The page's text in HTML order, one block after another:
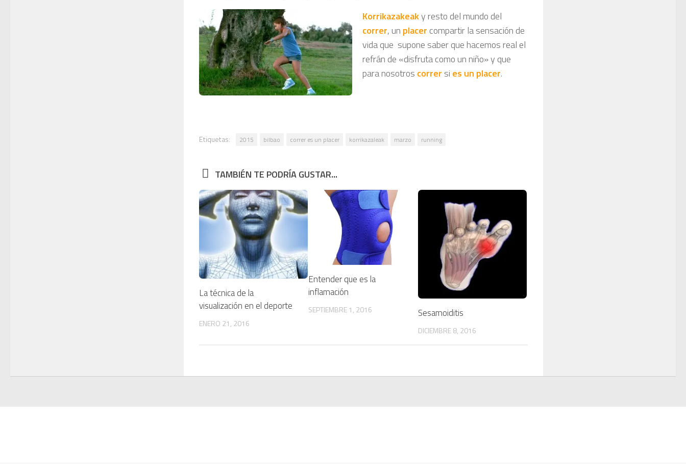
Korrikazakeaky resto del mundo del
correr, un placer compartir la sensación de
vida que supone saber que hacemos real el
refrán de «disfruta como un niño» y que
para nosotros correr si es un placer.
Etiquetas: 2015 bilbao correr es un placer korrikazaleak marzo running
TAMBIÉN TE PODRÍA GUSTAR...
La técnica de la
visualización en el deporte
ENERO 21, 2016
Entender que es la
inflamación
SEPTIEMBRE 1, 2016 Sesamoiditis
DICIEMBRE 8, 2016